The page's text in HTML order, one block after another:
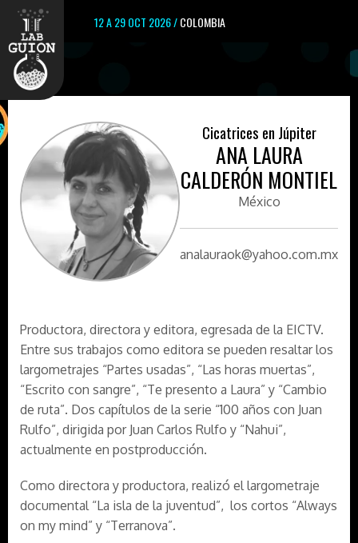
12 A 29 OCT 2026 /COLOMBIA
Cicatrices en Júpiter
ANA LAURA
CALDERÓN MONTIEL
México
analauraok@yahoo.com.mx
Productora, directora y editora, egresada de la EICTV.
Entre sus trabajos como editora se pueden resaltar los
largometrajes “Partes usadas”, “Las horas muertas”,
“Escrito con sangre”, “Te presento a Laura” y “Cambio
de ruta”. Dos capítulos de la serie “100 años con Juan
Rulfo”, dirigida por Juan Carlos Rulfo y “Nahui”,
actualmente en postproducción.
Como directora y productora, realizó el largometraje
documental “La isla de la juventud”, los cortos “Always
on my mind” y “Terranova”.